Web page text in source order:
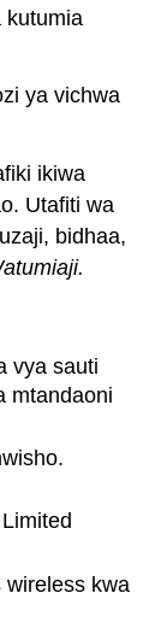
kutumia
ya vichwa
ikiwa
Utafiti wa
bidhaa,
vya sauti
mtandaoni
wireless kwa